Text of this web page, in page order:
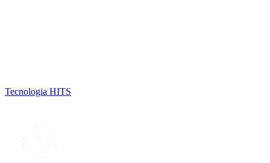
Tecnologia HITS